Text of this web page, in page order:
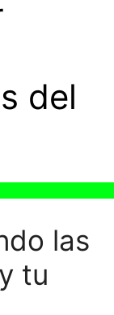
del
las
tu